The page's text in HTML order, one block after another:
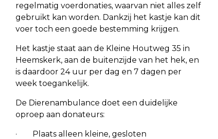
regelmatig voerdonaties, waarvan niet alles zelf
gebruikt kan worden. Dankzij het kastje kan dit
voer toch een goede bestemming krijgen.
Het kastje staat aan de Kleine Houtweg 35 in
Heemskerk, aan de buitenzijde van het hek, en
is daardoor 24 uur per dag en 7 dagen per
week toegankelijk.
De Dierenambulance doet een duidelijke
oproep aan donateurs:
· Plaats alleen kleine, gesloten